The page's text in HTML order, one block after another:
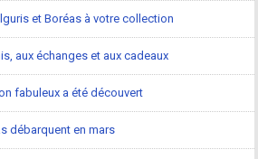
et Boréas à votre collection
aux échanges et aux cadeaux
fabuleux a été découvert
débarquent en mars